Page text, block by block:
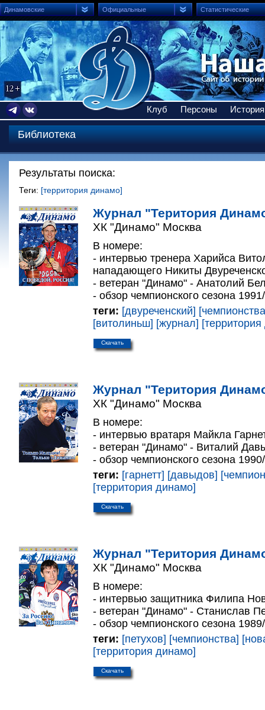
Динамовские Официальные Статистические
Клуб Персоны История
Библиотека
Результаты поиска:
Теги: [территория динамо]
Журнал "Територия
ХК "Динамо" Москва
В номере:
- интервью тренера Харийса
нападающего Никиты
- ветеран "Динамо" - Анатолий
- обзор чемпионского сезона
теги: [двуреченский]
[витолиньш] [журнал]
Скачать
Журнал "Територия
ХК "Динамо" Москва
В номере:
- интервью вратаря Майкла
- ветеран "Динамо" - Виталий
- обзор чемпионского сезона
теги: [гарнетт] [давыдов]
[территория динамо]
Скачать
Журнал "Територия
ХК "Динамо" Москва
В номере:
- интервью защитника Филипа
- ветеран "Динамо" - Станислав
- обзор чемпионского сезона
теги: [петухов] [чемпионства]
[территория динамо]
Скачать